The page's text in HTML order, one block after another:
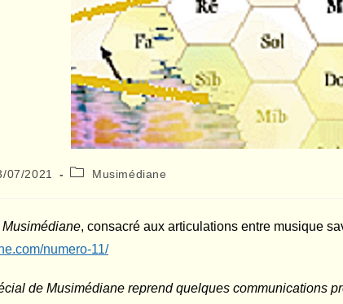
:
07/2021
PostMusimédiane
Musimédiane, consacré aux articulations entre musique
numero-11/
de Musimédiane reprend quelques communications